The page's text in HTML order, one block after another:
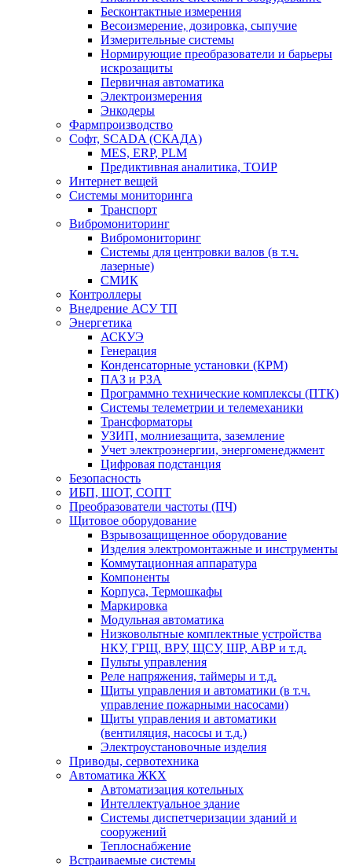
Бесконтактные измерения
Весоизмерение, дозировка, сыпучие
Измерительные системы
Нормирующие преобразователи и барьеры
искрозащиты
Первичная автоматика
Электроизмерения
Энкодеры
Фармпроизводство
Софт, SCADA (СКАДА)
MES, ERP, PLM
Предиктивная аналитика, ТОИР
Интернет вещей
Системы мониторинга
Транспорт
Вибромониторинг
Вибромониторинг
Системы для центровки валов (в т.ч.
лазерные)
СМИК
Контроллеры
Внедрение АСУ ТП
Энергетика
АСКУЭ
Генерация
Конденсаторные установки (КРМ)
ПАЗ и РЗА
Программно технические комплексы (ПТК)
Системы телеметрии и телемеханики
Трансформаторы
УЗИП, молниезащита, заземление
Учет электроэнергии, энергоменеджмент
Цифровая подстанция
Безопасность
ИБП, ШОТ, СОПТ
Преобразователи частоты (ПЧ)
Щитовое оборудование
Взрывозащищенное оборудование
Изделия электромонтажные и инструменты
Коммутационная аппаратура
Компоненты
Корпуса, Термошкафы
Маркировка
Модульная автоматика
Низковольтные комплектные устройства
НКУ, ГРЩ, ВРУ, ЩСУ, ШР, АВР и т.д.
Пульты управления
Реле напряжения, таймеры и т.д.
Щиты управления и автоматики (в т.ч.
управление пожарными насосами)
Щиты управления и автоматики
(вентиляция, насосы и т.д.)
Электроустановочные изделия
Приводы, сервотехника
Автоматика ЖКХ
Автоматизация котельных
Интеллектуальное здание
Системы диспетчеризации зданий и
сооружений
Теплоснабжение
Встраиваемые системы